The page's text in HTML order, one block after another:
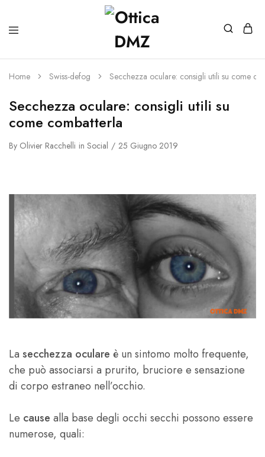
Home Swiss-defog Secchezza oculare: consigli utili su come
Secchezza oculare: consigli utili su
come combatterla
By Olivier Racchelli in Social 25 Giugno 2019
La secchezza oculare è un sintomo molto frequente,
che può associarsi a prurito, bruciore e sensazione
di corpo estraneo nell’occhio.
Le cause alla base degli occhi secchi possono essere
numerose, quali: